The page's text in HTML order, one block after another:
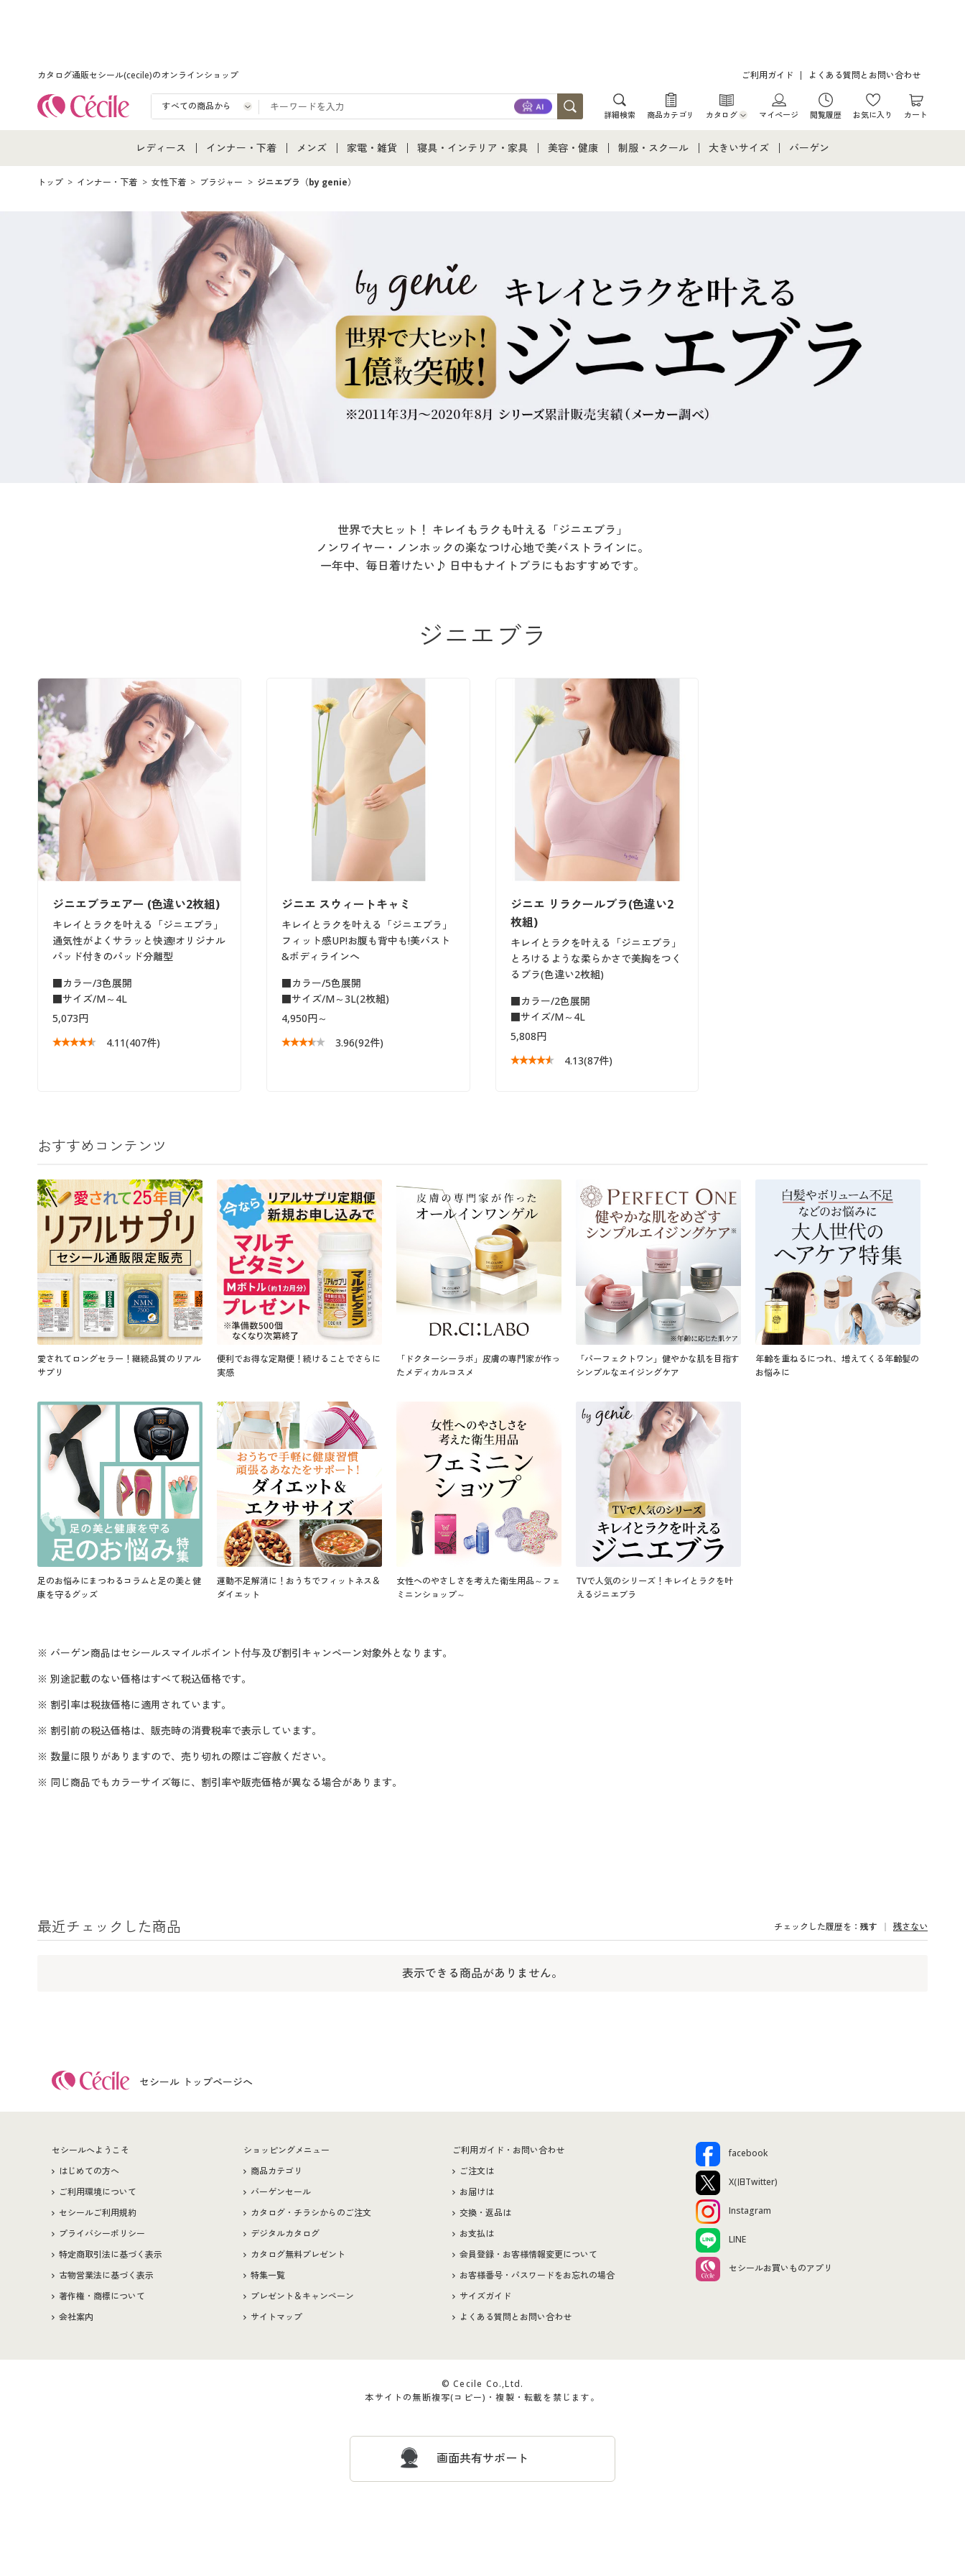
カタログ通販セシール(cecile)のオンラインショップ ご利用ガイド よくある質問とお問い合わせ
詳細検索 商品カテゴリ カタログ
カタログ・チラシからのご注文
マイページ 閲覧履歴 お気に入り カート
レディース
レディース通販すべて
レディースファッション
女性下着
インナー・下着
インナー・下着通販すべて
女性下着
メンズ下着
ジュニア・ティーンズ下着
メンズ
メンズ通販すべて
家電・雑貨
家電・雑貨すべて
寝具・インテリア・家具
カーテン・ラグ・ファブリック
美容・健康 制服・スクール 大きいサイズ
大きいサイズ メンズ
大きいサイズ 事務・制服
バーゲン
トップ インナー・下着 女性下着 ブラジャー ジニエブラ（by genie）
世界で大ヒット！ キレイもラクも叶える「ジニエブラ」
ノンワイヤー・ノンホックの楽なつけ心地で美バストラインに。
一年中、毎日着けたい♪ 日中もナイトブラにもおすすめです。
ジニエブラ
ジニエブラエアー (色違い2枚組)
キレイとラクを叶える「ジニエブラ」
通気性がよくサラッと快適!オリジナル
パッド付きのパッド分離型
■カラー/3色展開
■サイズ/M～4L
5,073円
4.11(407件)
ジニエ スウィートキャミ
キレイとラクを叶える「ジニエブラ」
フィット感UP!お腹も背中も!美バスト
&ボディラインへ
■カラー/5色展開
■サイズ/M～3L(2枚組)
4,950円～
3.96(92件)
ジニエ リラクールブラ(色違い2
枚組)
キレイとラクを叶える「ジニエブラ」
とろけるような柔らかさで美胸をつく
るブラ(色違い2枚組)
■カラー/2色展開
■サイズ/M～4L
5,808円
4.13(87件)
おすすめコンテンツ
愛されてロングセラー！継続品質のリアル
サプリ
便利でお得な定期便！続けることでさらに
実感
「ドクターシーラボ」皮膚の専門家が作っ
たメディカルコスメ
「パーフェクトワン」健やかな肌を目指す
シンプルなエイジングケア
年齢を重ねるにつれ、増えてくる年齢髪の
お悩みに
足のお悩みにまつわるコラムと足の美と健
康を守るグッズ
運動不足解消に！おうちでフィットネス＆
ダイエット
女性へのやさしさを考えた衛生用品～フェ
ミニンショップ～
TVで人気のシリーズ！キレイとラクを叶
えるジニエブラ
※ バーゲン商品はセシールスマイルポイント付与及び割引キャンペーン対象外となります。
※ 別途記載のない価格はすべて税込価格です。
※ 割引率は税抜価格に適用されています。
※ 割引前の税込価格は、販売時の消費税率で表示しています。
※ 数量に限りがありますので、売り切れの際はご容赦ください。
※ 同じ商品でもカラーサイズ毎に、割引率や販売価格が異なる場合があります。
最近チェックした商品 チェックした履歴を： 残す 残さない
表示できる商品がありません。
セシール トップページへ
セシールへようこそ
はじめての方へ
ご利用環境について
セシールご利用規約
プライバシーポリシー
特定商取引法に基づく表示
古物営業法に基づく表示
著作権・商標について
会社案内
ショッピングメニュー
商品カテゴリ
バーゲンセール
カタログ・チラシからのご注文
デジタルカタログ
カタログ無料プレゼント
特集一覧
プレゼント＆キャンペーン
サイトマップ
ご利用ガイド・お問い合わせ
ご注文は
お届けは
交換・返品は
お支払は
会員登録・お客様情報変更について
お客様番号・パスワードをお忘れの場合
サイズガイド
よくある質問とお問い合わせ
facebook
X(旧Twitter)
Instagram
LINE
セシールお買いものアプリ
© Cecile Co.,Ltd.
本サイトの無断複写(コピー)・複製・転載を禁じます。
画面共有サポート